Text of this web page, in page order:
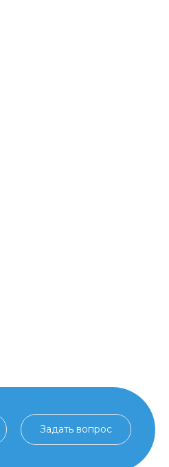
Задать вопрос